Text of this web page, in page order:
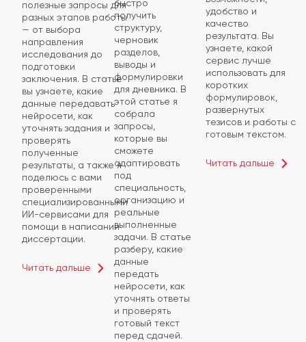
полезные запросы для
разных этапов работы
— от выбора
направления
исследования до
подготовки
заключения. В статье
вы узнаете, какие
данные передавать
нейросети, как
уточнять задания и
проверять
полученные
результаты, а также я
поделюсь с вами
проверенными
специализированными
ИИ-сервисами для
помощи в написании
диссертации.
Читать дальше
быстро
получить
структуру,
черновик
разделов,
выводы и
формулировки
для дневника. В
этой статье я
собрала
запросы,
которые вы
сможете
адаптировать
под
специальность,
организацию и
реальные
выполненные
задачи. В статье
разберу, какие
данные
передать
нейросети, как
уточнять ответы
и проверять
готовый текст
перед сдачей.
удобство и
качество
результата. Вы
узнаете, какой
сервис лучше
использовать для
коротких
формулировок,
развернутых
тезисов и работы с
готовым текстом.
Читать дальше